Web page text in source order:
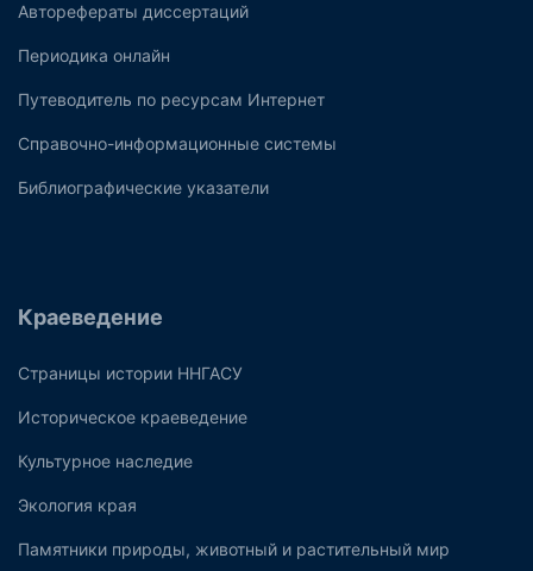
Авторефераты диссертаций
Периодика онлайн
Путеводитель по ресурсам Интернет
Справочно-информационные системы
Библиографические указатели
Краеведение
Страницы истории ННГАСУ
Историческое краеведение
Культурное наследие
Экология края
Памятники природы, животный и растительный мир